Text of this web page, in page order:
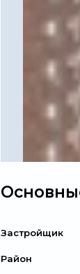
Застройщик
Район